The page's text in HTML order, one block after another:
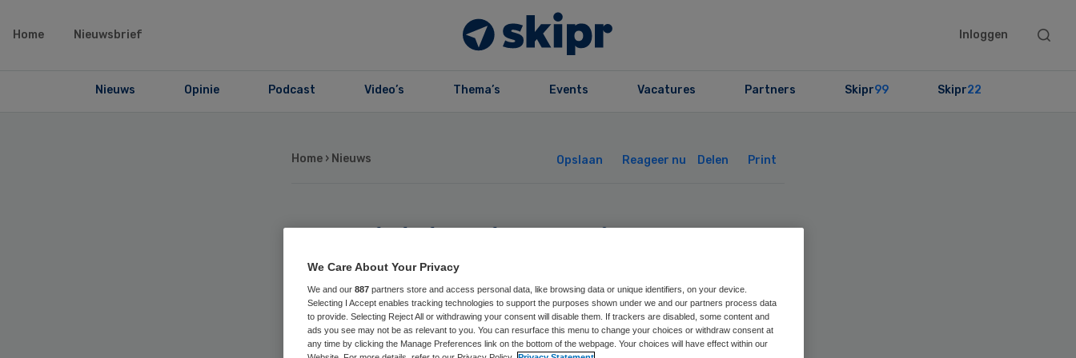
Home Nieuwsbrief Inloggen
Search
Nieuws Opinie Podcast Video’s Thema’s Events Vacatures Partners Skipr99 Skipr22
Home › Nieuws Opslaan Reageer nu Delen Print
Veel klachten in
Enschede over
kwaliteit
We Care About Your Privacy
We and our 887 partners store and access personal data, like browsing data or unique identifiers, on your device.
Selecting I Accept enables tracking technologies to support the purposes shown under we and our partners process data
to provide. Selecting Reject All or withdrawing your consent will disable them. If trackers are disabled, some content and
ads you see may not be as relevant to you. You can resurface this menu to change your choices or withdraw consent at
any time by clicking the Manage Preferences link on the bottom of the webpage. Your choices will have effect within our